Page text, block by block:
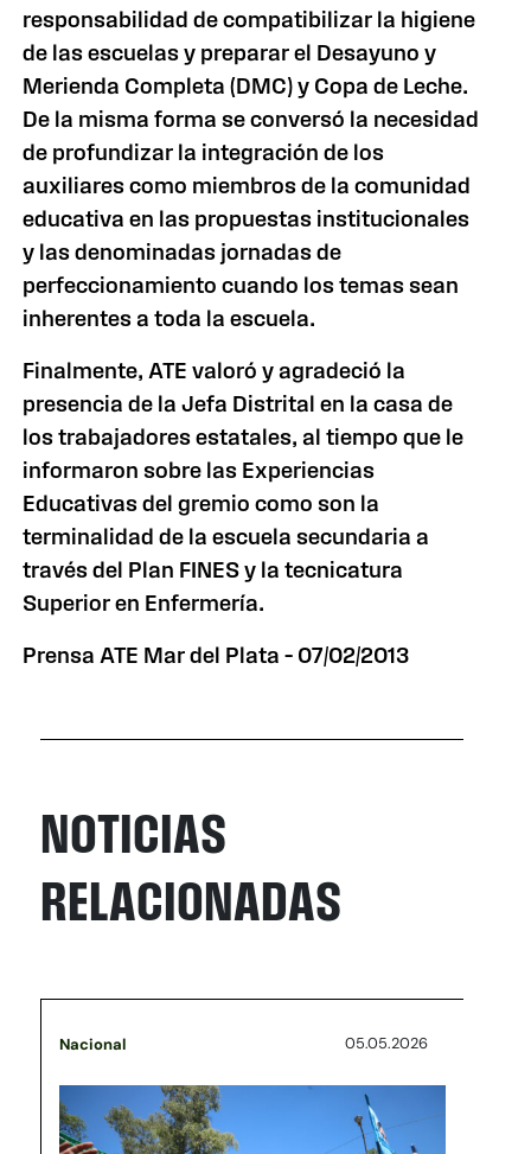
responsabilidad de compatibilizar la higiene
de las escuelas y preparar el Desayuno y
Merienda Completa (DMC) y Copa de Leche.
De la misma forma se conversó la necesidad
de profundizar la integración de los
auxiliares como miembros de la comunidad
educativa en las propuestas institucionales
y las denominadas jornadas de
perfeccionamiento cuando los temas sean
inherentes a toda la escuela.
Finalmente, ATE valoró y agradeció la
presencia de la Jefa Distrital en la casa de
los trabajadores estatales, al tiempo que le
informaron sobre las Experiencias
Educativas del gremio como son la
terminalidad de la escuela secundaria a
través del Plan FINES y la tecnicatura
Superior en Enfermería.
Prensa ATE Mar del Plata – 07/02/2013
NOTICIAS
RELACIONADAS
Nacional 05.05.2026